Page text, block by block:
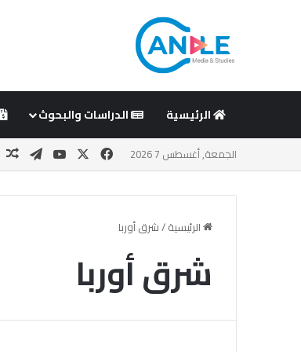
الرئيسية الدراسات والبحوث
الجمعة, أغسطس 7 2026 فيسبوك ‫YouTube
تيلقرام
الرئيسية/شرق أوربا
شرق أوربا